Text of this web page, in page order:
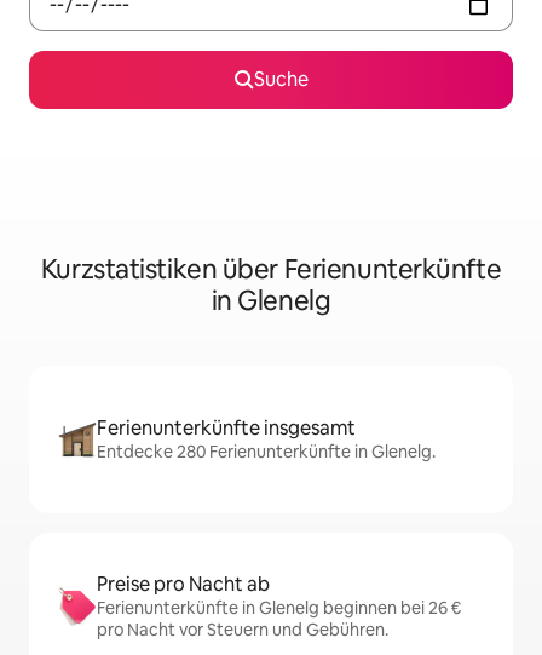
Suche
Kurzstatistiken über Ferienunterkünfte
in Glenelg
Ferienunterkünfte insgesamt
Entdecke 280 Ferienunterkünfte in Glenelg.
Preise pro Nacht ab
Ferienunterkünfte in Glenelg beginnen bei 26 €
pro Nacht vor Steuern und Gebühren.